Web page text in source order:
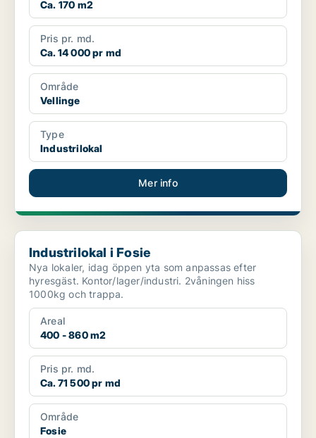
Ca. 170 m2
Pris pr. md.
Ca. 14 000 pr md
Område
Vellinge
Type
Industrilokal
Mer info
Industrilokal i Fosie
Industrilokal i Fosie
Nya lokaler, idag öppen yta som anpassas efter
hyresgäst. Kontor/lager/industri. 2våningen hiss
1000kg och trappa.
Areal
400 - 860 m2
Pris pr. md.
Ca. 71 500 pr md
Område
Fosie